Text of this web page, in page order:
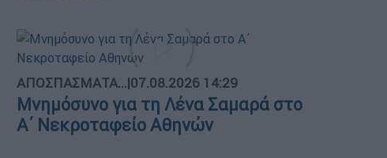
ΑΠΟΣΠΑΣΜΑΤΑ...|07.08.2026 14:29
Μνημόσυνο για τη Λένα Σαμαρά στο
Α΄ Νεκροταφείο Αθηνών